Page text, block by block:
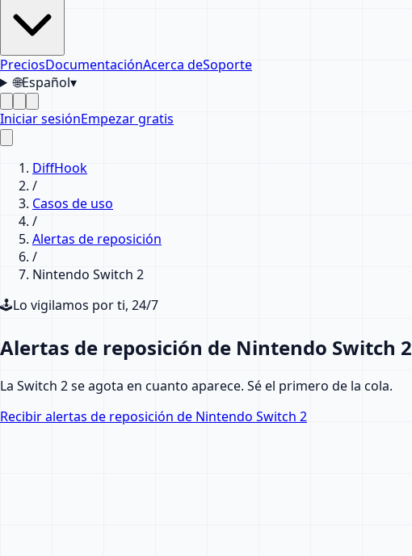
PreciosDocumentaciónAcerca deSoporte
🌐Español▾
Iniciar sesiónEmpezar gratis
DiffHook
/
Casos de uso
/
Alertas de reposición
/
Nintendo Switch 2
🕹️Lo vigilamos por ti, 24/7
Alertas de reposición de Nintendo Switch 2
La Switch 2 se agota en cuanto aparece. Sé el primero de la cola.
Recibir alertas de reposición de Nintendo Switch 2